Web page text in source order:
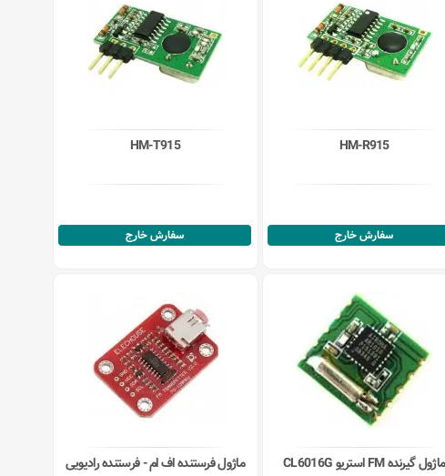
HM-R915
سفارش خارج
HM-T915
سفارش خارج
ماژول گیرنده FM استریو CL6016G
ماژول فرستنده اف ام - فرستنده رادیویی